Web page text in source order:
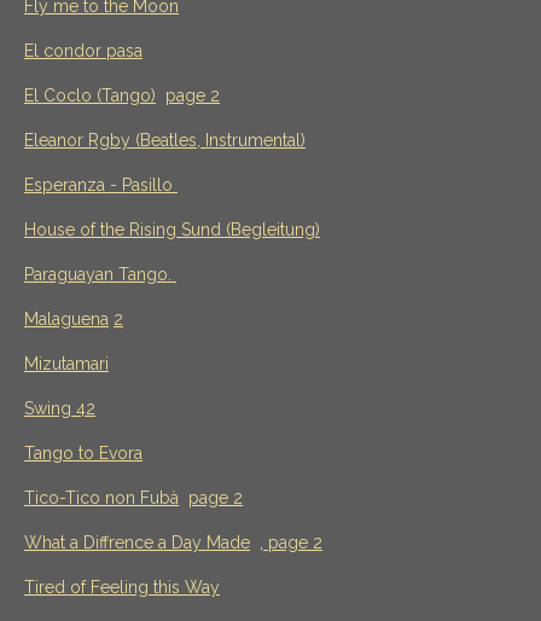
Fly me to the Moon
El condor pasa
El Coclo (Tango) page 2
Eleanor Rgby (Beatles, Instrumental)
Esperanza - Pasillo
House of the Rising Sund (Begleitung)
Paraguayan Tango.
Malaguena 2
Mizutamari
Swing 42
Tango to Evora
Tico-Tico non Fubà page 2
What a Diffrence a Day Made page 2
Tired of Feeling this Way